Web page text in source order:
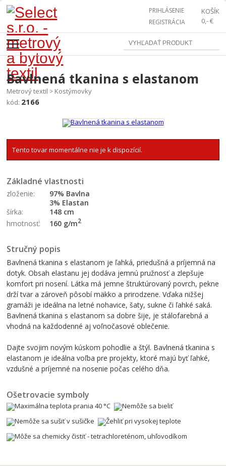
KOŠÍK
0,- €
PRIHLÁSENIE
REGISTRÁCIA
Bavlnená tkanina s elastanom
Metrový textil > Kostýmovky
kód: 2166
Tento tovar momentálne nie je k dispozícií.
Základné vlastnosti
zloženie:
97% Bavlna
3% Elastan
šírka:
148 cm
hmotnosť:
160 g/m2
Stručný popis
Bavlnená tkanina s elastanom je ľahká, priedušná a príjemná na
dotyk. Obsah elastanu jej dodáva jemnú pružnosť a zlepšuje
komfort pri nosení. Látka má jemne štruktúrovaný povrch, pekne
drží tvar a zároveň pôsobí mäkko a prirodzene. Vďaka nižšej
gramáži je ideálna na letné nohavice, šaty, sukne či ľahké saká.
Bavlnená tkanina s elastanom sa dobre šije, je stálofarebná a
vhodná na každodenné aj voľnočasové oblečenie.
Dajte svojim novým kúskom pohodlie a štýl. Bavlnená tkanina s
elastanom je ideálna voľba pre projekty, ktoré majú byť ľahké,
vzdušné a príjemné na nosenie počas celého dňa.
Ošetrovacie symboly